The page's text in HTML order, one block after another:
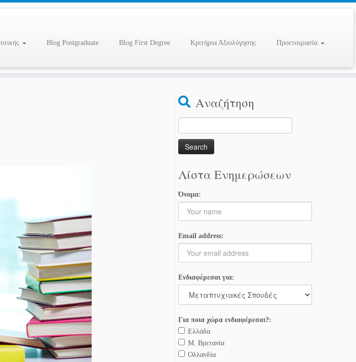
Blog Postgraduate Blog First Degree Κριτήρια Αξιολόγησης Προετοιμασία
Αναζήτηση
for:
Λίστα Ενημερώσεων
Όνομα:
Email address:
Ενδιαφέρεσαι για:
Για ποια χώρα ενδιαφέρεσαι?:
Ελλάδα
Μ. Βρετανία
Ολλανδία